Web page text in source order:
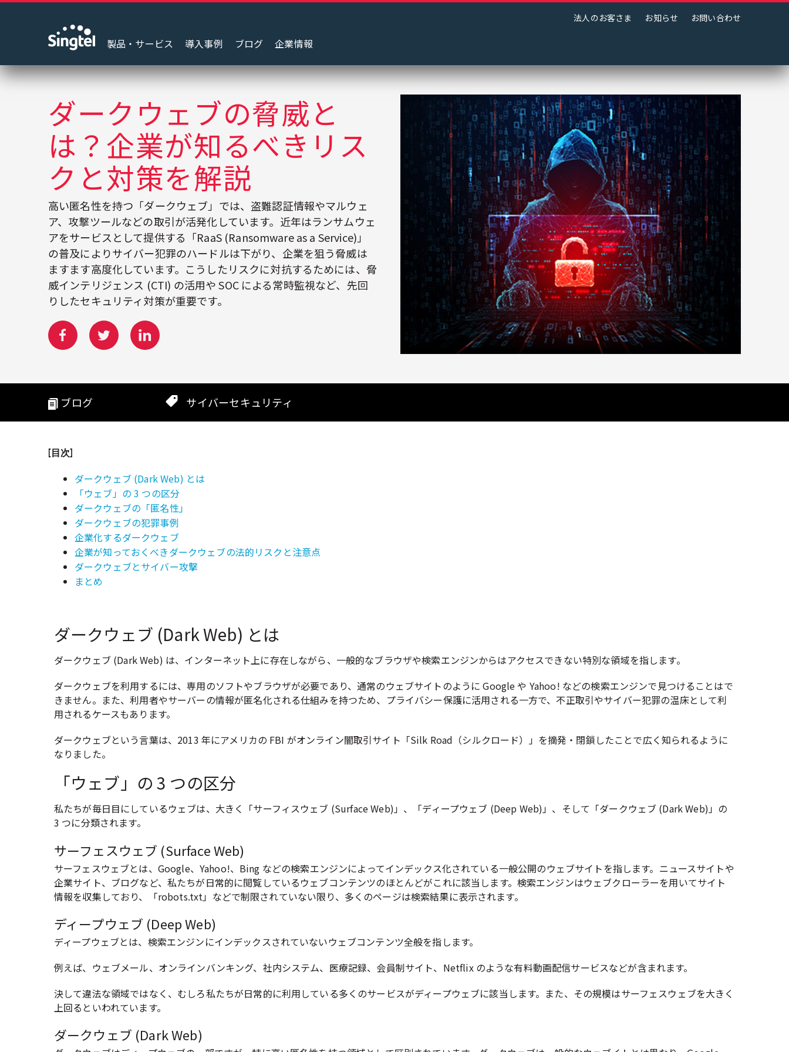
法人のお客さま お知らせ お問い合わせ
製品・サービス 導入事例 ブログ 企業情報
ダークウェブの脅威と
は？企業が知るべきリス
クと対策を解説
高い匿名性を持つ「ダークウェブ」では、盗難認証情報やマルウェ
ア、攻撃ツールなどの取引が活発化しています。近年はランサムウェ
アをサービスとして提供する「RaaS (Ransomware as a Service)」
の普及によりサイバー犯罪のハードルは下がり、企業を狙う脅威は
ますます高度化しています。こうしたリスクに対抗するためには、脅
威インテリジェンス (CTI) の活用や SOC による常時監視など、先回
りしたセキュリティ対策が重要です。
ブログ サイバーセキュリティ
[目次]
ダークウェブ (Dark Web) とは
「ウェブ」の 3 つの区分
ダークウェブの「匿名性」
ダークウェブの犯罪事例
企業化するダークウェブ
企業が知っておくべきダークウェブの法的リスクと注意点
ダークウェブとサイバー攻撃
まとめ
ダークウェブ (Dark Web) とは
ダークウェブ (Dark Web) は、インターネット上に存在しながら、一般的なブラウザや検索エンジンからはアクセスできない特別な領域を指します。
ダークウェブを利用するには、専用のソフトやブラウザが必要であり、通常のウェブサイトのように Google や Yahoo! などの検索エンジンで見つけることはで
きません。また、利用者やサーバーの情報が匿名化される仕組みを持つため、プライバシー保護に活用される一方で、不正取引やサイバー犯罪の温床として利
用されるケースもあります。
ダークウェブという言葉は、2013 年にアメリカの FBI がオンライン闇取引サイト「Silk Road（シルクロード）」を摘発・閉鎖したことで広く知られるように
なりました。
「ウェブ」の 3 つの区分
私たちが毎日目にしているウェブは、大きく「サーフィスウェブ (Surface Web)」、「ディープウェブ (Deep Web)」、そして「ダークウェブ (Dark Web)」の
3 つに分類されます。
サーフェスウェブ (Surface Web)
サーフェスウェブとは、Google、Yahoo!、Bing などの検索エンジンによってインデックス化されている一般公開のウェブサイトを指します。ニュースサイトや
企業サイト、ブログなど、私たちが日常的に閲覧しているウェブコンテンツのほとんどがこれに該当します。検索エンジンはウェブクローラーを用いてサイト
情報を収集しており、「robots.txt」などで制限されていない限り、多くのページは検索結果に表示されます。
ディープウェブ (Deep Web)
ディープウェブとは、検索エンジンにインデックスされていないウェブコンテンツ全般を指します。
例えば、ウェブメール、オンラインバンキング、社内システム、医療記録、会員制サイト、Netflix のような有料動画配信サービスなどが含まれます。
決して違法な領域ではなく、むしろ私たちが日常的に利用している多くのサービスがディープウェブに該当します。また、その規模はサーフェスウェブを大きく
上回るといわれています。
ダークウェブ (Dark Web)